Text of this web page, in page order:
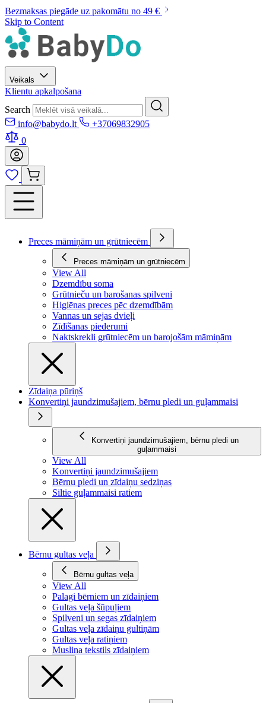
Bezmaksas piegāde uz pakomātu no 49 €
Skip to Content
Veikals
Klientu apkalpošana
Search
info@babydo.lt
+37069832905
0
Preces māmiņām un grūtniecēm
Preces māmiņām un grūtniecēm
View All
Dzemdību soma
Grūtnieču un barošanas spilveni
Higiēnas preces pēc dzemdībām
Vannas un sejas dvieļi
Zīdīšanas piederumi
Naktskrekli grūtniecēm un barojošām māmiņām
Zīdaiņa pūriņš
Konvertiņi jaundzimušajiem, bērnu pledi un guļammaisi
Konvertiņi jaundzimušajiem, bērnu pledi un
guļammaisi
View All
Konvertiņi jaundzimušajiem
Bērnu pledi un zīdaiņu sedziņas
Siltie guļammaisi ratiem
Bērnu gultas veļa
Bērnu gultas veļa
View All
Palagi bērniem un zīdaiņiem
Gultas veļa šūpuļiem
Spilveni un segas zīdaiņiem
Gultas veļa zīdaiņu gultiņām
Gultas veļa ratiņiem
Muslina tekstils zīdaiņiem